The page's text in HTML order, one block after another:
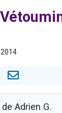
Il reste 49 places pour
vient de
Adrien G.